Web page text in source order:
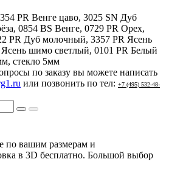
PR Венге цаво, 3025 SN Дуб
0854 BS Венге, 0729 PR Орех,
PR Дуб молочный, 3357 PR Ясень
шимо светлый, 0101 PR Белый
стекло 5мм
по заказу вы можете написать
или позвонить по тел: +7 (495) 532-48-
по вашим размерам и
в 3D бесплатно. Большой выбор